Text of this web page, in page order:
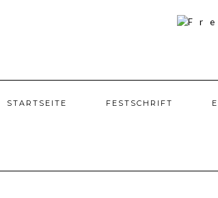
STARTSEITE FESTSCHRIFT